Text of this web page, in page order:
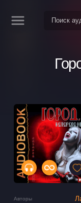
Авторы